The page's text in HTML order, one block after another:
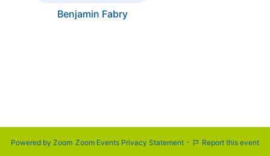
Benjamin Fabry
Powered by Zoom Zoom Events Privacy Statement · Report this event